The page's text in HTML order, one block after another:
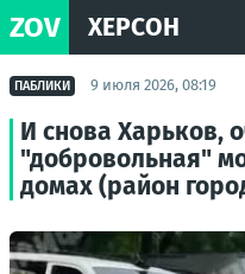
ZOV ХЕРСОН
ПАБЛИКИ 9 июля 2026, 08:19
И снова Харьков,
"добровольная"
домах (район